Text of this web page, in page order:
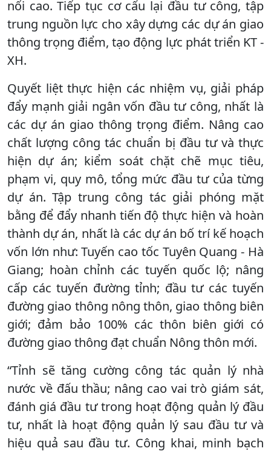
nối cao. Tiếp tục cơ cấu lại đầu tư công, tập
trung nguồn lực cho xây dựng các dự án giao
thông trọng điểm, tạo động lực phát triển KT -
XH.
Quyết liệt thực hiện các nhiệm vụ, giải pháp
đẩy mạnh giải ngân vốn đầu tư công, nhất là
các dự án giao thông trọng điểm. Nâng cao
chất lượng công tác chuẩn bị đầu tư và thực
hiện dự án; kiểm soát chặt chẽ mục tiêu,
phạm vi, quy mô, tổng mức đầu tư của từng
dự án. Tập trung công tác giải phóng mặt
bằng để đẩy nhanh tiến độ thực hiện và hoàn
thành dự án, nhất là các dự án bố trí kế hoạch
vốn lớn như: Tuyến cao tốc Tuyên Quang - Hà
Giang; hoàn chỉnh các tuyến quốc lộ; nâng
cấp các tuyến đường tỉnh; đầu tư các tuyến
đường giao thông nông thôn, giao thông biên
giới; đảm bảo 100% các thôn biên giới có
đường giao thông đạt chuẩn Nông thôn mới.
“Tỉnh sẽ tăng cường công tác quản lý nhà
nước về đấu thầu; nâng cao vai trò giám sát,
đánh giá đầu tư trong hoạt động quản lý đầu
tư, nhất là hoạt động quản lý sau đầu tư và
hiệu quả sau đầu tư. Công khai, minh bạch